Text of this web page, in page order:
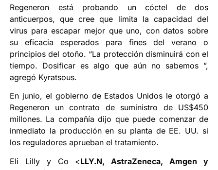
Regeneron está probando un cóctel de dos
anticuerpos, que cree que limita la capacidad del
virus para escapar mejor que uno, con datos sobre
su eficacia esperados para fines del verano o
principios del otoño. “La protección disminuirá con el
tiempo. Dosificar es algo que aún no sabemos ”,
agregó Kyratsous.
En junio, el gobierno de Estados Unidos le otorgó a
Regeneron un contrato de suministro de US$450
millones. La compañía dijo que puede comenzar de
inmediato la producción en su planta de EE. UU. si
los reguladores aprueban el tratamiento.
Eli Lilly y Co <LLY.N, AstraZeneca, Amgen y